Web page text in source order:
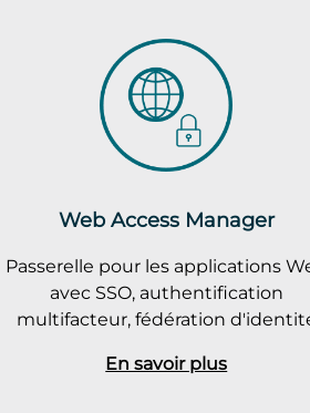
Web Access Manager
Passerelle pour les applications
avec SSO, authentification
multifacteur, fédération
En savoir plus